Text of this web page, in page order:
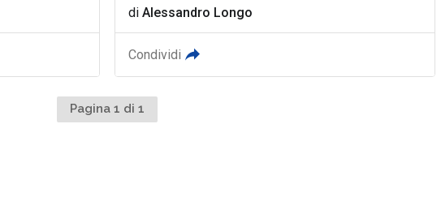
diAlessandro Longo
Condividi
Pagina 1 di 1